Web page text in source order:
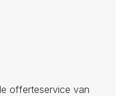
offerteservice van